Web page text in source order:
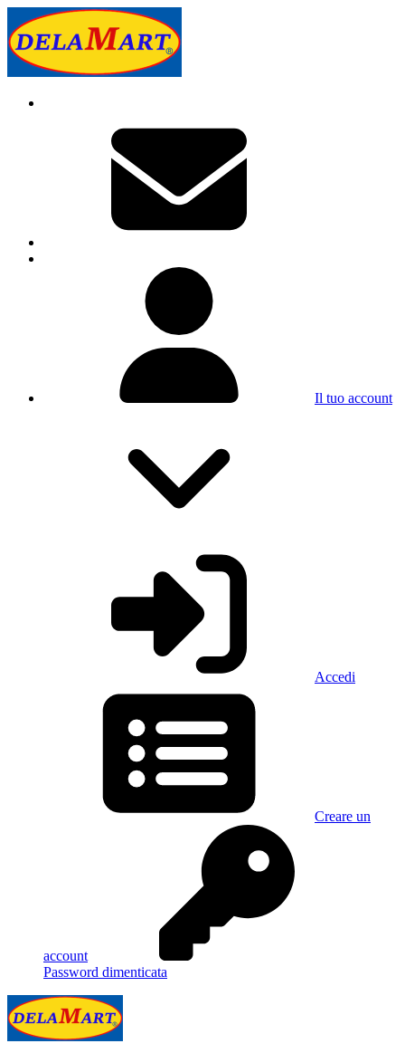
Il tuo account
Accedi
Creare un
account
Password dimenticata